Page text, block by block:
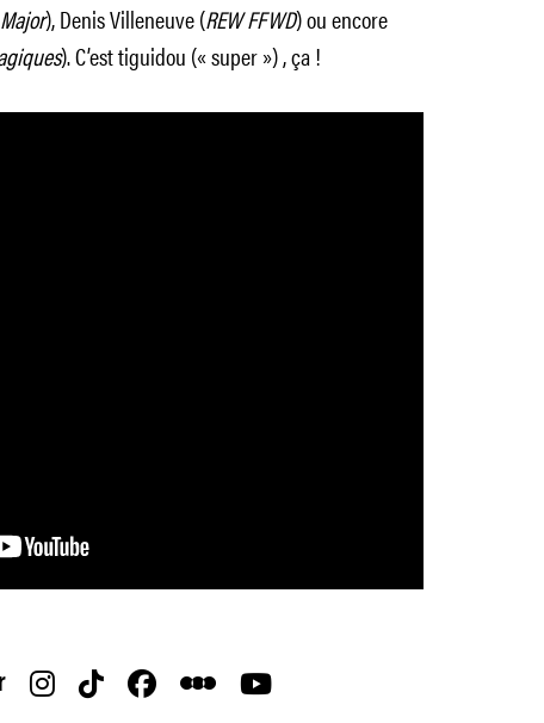
), Denis Villeneuve (REW FFWD) ou encore
). C’est tiguidou (« super ») , ça !